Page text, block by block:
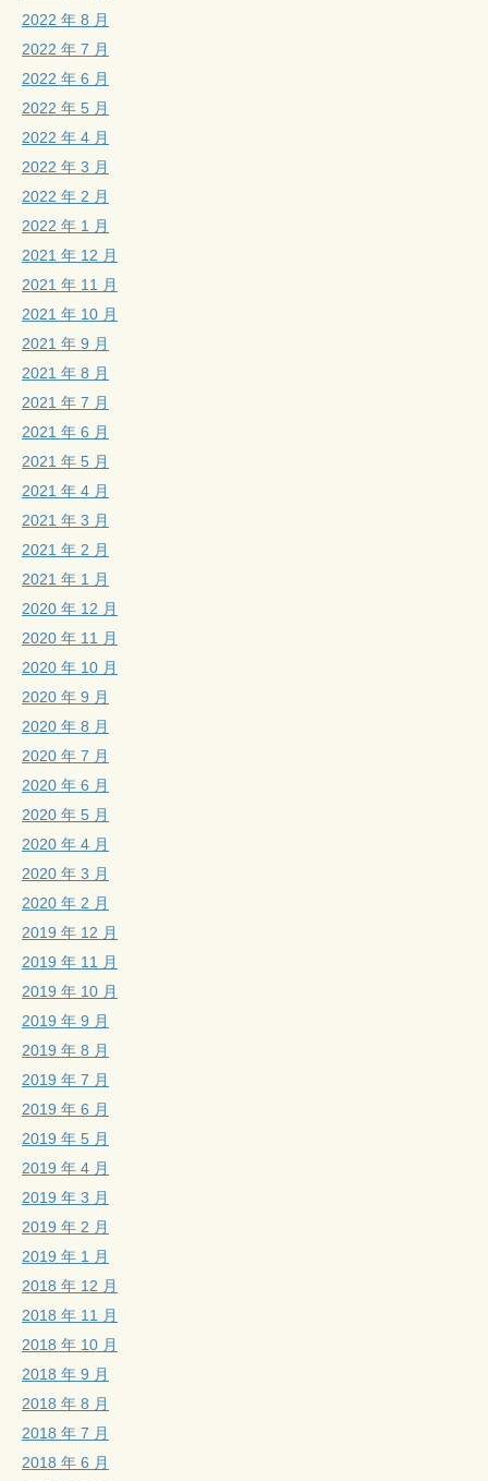
2022 年 8 月
2022 年 7 月
2022 年 6 月
2022 年 5 月
2022 年 4 月
2022 年 3 月
2022 年 2 月
2022 年 1 月
2021 年 12 月
2021 年 11 月
2021 年 10 月
2021 年 9 月
2021 年 8 月
2021 年 7 月
2021 年 6 月
2021 年 5 月
2021 年 4 月
2021 年 3 月
2021 年 2 月
2021 年 1 月
2020 年 12 月
2020 年 11 月
2020 年 10 月
2020 年 9 月
2020 年 8 月
2020 年 7 月
2020 年 6 月
2020 年 5 月
2020 年 4 月
2020 年 3 月
2020 年 2 月
2019 年 12 月
2019 年 11 月
2019 年 10 月
2019 年 9 月
2019 年 8 月
2019 年 7 月
2019 年 6 月
2019 年 5 月
2019 年 4 月
2019 年 3 月
2019 年 2 月
2019 年 1 月
2018 年 12 月
2018 年 11 月
2018 年 10 月
2018 年 9 月
2018 年 8 月
2018 年 7 月
2018 年 6 月